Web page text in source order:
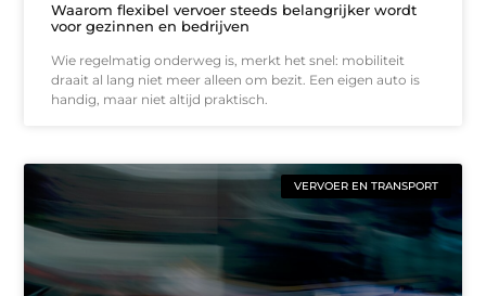
Waarom flexibel vervoer steeds belangrijker wordt
voor gezinnen en bedrijven
Wie regelmatig onderweg is, merkt het snel: mobiliteit
draait al lang niet meer alleen om bezit. Een eigen auto is
handig, maar niet altijd praktisch.
VERVOER EN TRANSPORT